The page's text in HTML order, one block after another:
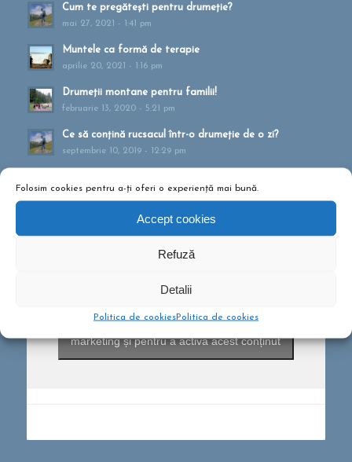
Folosim cookies pentru a-ți oferi o experiență mai bună.
Accept cookies
Refuză
Detalii
Politica de cookiesPolitica de cookies
Cum te pregătești pentru drumeție?
mai 27, 2021 - 1:41 pm
Muntele ca formă de terapie
aprilie 20, 2021 - 1:16 pm
Drumeții montane pentru familii!
februarie 13, 2020 - 5:21 pm
Ce să conțină rucsacul într-o drumeție de o zi?
septembrie 10, 2019 - 12:29 pm
Dă clic pentru a accepta cookie-urile pentru
marketing și pentru a activa acest conținut